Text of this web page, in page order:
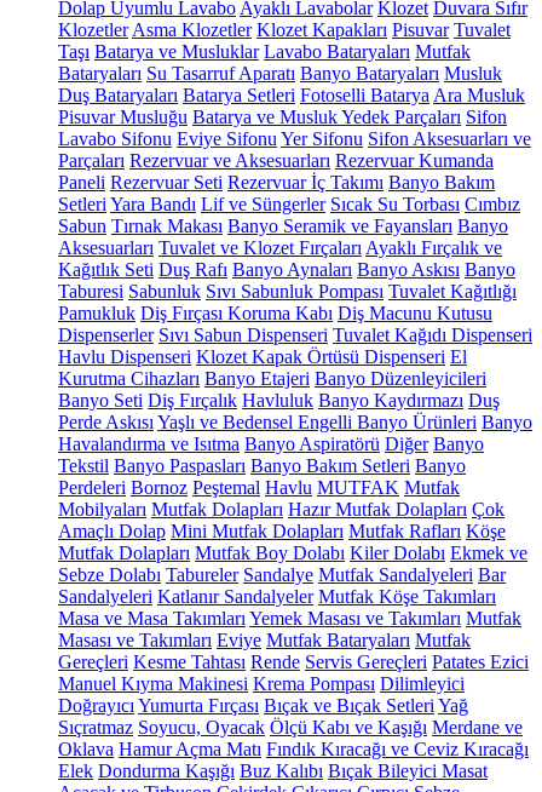
Dolap Uyumlu Lavabo Ayaklı Lavabolar Klozet Duvara Sıfır
Klozetler Asma Klozetler Klozet Kapakları Pisuvar Tuvalet
Taşı Batarya ve Musluklar Lavabo Bataryaları Mutfak
Bataryaları Su Tasarruf Aparatı Banyo Bataryaları Musluk
Duş Bataryaları Batarya Setleri Fotoselli Batarya Ara Musluk
Pisuvar Musluğu Batarya ve Musluk Yedek Parçaları Sifon
Lavabo Sifonu Eviye Sifonu Yer Sifonu Sifon Aksesuarları ve
Parçaları Rezervuar ve Aksesuarları Rezervuar Kumanda
Paneli Rezervuar Seti Rezervuar İç Takımı Banyo Bakım
Setleri Yara Bandı Lif ve Süngerler Sıcak Su Torbası Cımbız
Sabun Tırnak Makası Banyo Seramik ve Fayansları Banyo
Aksesuarları Tuvalet ve Klozet Fırçaları Ayaklı Fırçalık ve
Kağıtlık Seti Duş Rafı Banyo Aynaları Banyo Askısı Banyo
Taburesi Sabunluk Sıvı Sabunluk Pompası Tuvalet Kağıtlığı
Pamukluk Diş Fırçası Koruma Kabı Diş Macunu Kutusu
Dispenserler Sıvı Sabun Dispenseri Tuvalet Kağıdı Dispenseri
Havlu Dispenseri Klozet Kapak Örtüsü Dispenseri El
Kurutma Cihazları Banyo Etajeri Banyo Düzenleyicileri
Banyo Seti Diş Fırçalık Havluluk Banyo Kaydırmazı Duş
Perde Askısı Yaşlı ve Bedensel Engelli Banyo Ürünleri Banyo
Havalandırma ve Isıtma Banyo Aspiratörü Diğer Banyo
Tekstil Banyo Paspasları Banyo Bakım Setleri Banyo
Perdeleri Bornoz Peştemal Havlu MUTFAK Mutfak
Mobilyaları Mutfak Dolapları Hazır Mutfak Dolapları Çok
Amaçlı Dolap Mini Mutfak Dolapları Mutfak Rafları Köşe
Mutfak Dolapları Mutfak Boy Dolabı Kiler Dolabı Ekmek ve
Sebze Dolabı Tabureler Sandalye Mutfak Sandalyeleri Bar
Sandalyeleri Katlanır Sandalyeler Mutfak Köşe Takımları
Masa ve Masa Takımları Yemek Masası ve Takımları Mutfak
Masası ve Takımları Eviye Mutfak Bataryaları Mutfak
Gereçleri Kesme Tahtası Rende Servis Gereçleri Patates Ezici
Manuel Kıyma Makinesi Krema Pompası Dilimleyici
Doğrayıcı Yumurta Fırçası Bıçak ve Bıçak Setleri Yağ
Sıçratmaz Soyucu, Oyacak Ölçü Kabı ve Kaşığı Merdane ve
Oklava Hamur Açma Matı Fındık Kıracağı ve Ceviz Kıracağı
Elek Dondurma Kaşığı Buz Kalıbı Bıçak Bileyici Masat